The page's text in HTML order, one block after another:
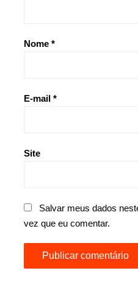
Nome *
E-mail *
Site
Salvar meus dados
vez que eu comentar.